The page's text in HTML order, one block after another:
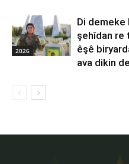
2026
Di demeke
şehîdan re
êşê
ava dikin